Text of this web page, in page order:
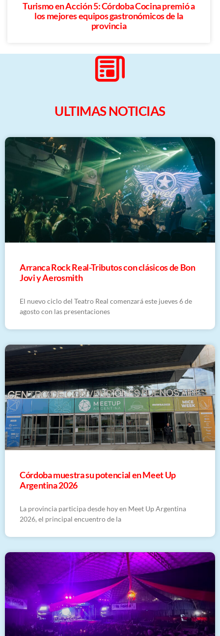
Turismo en Acción 5: Córdoba Cocina premió a
los mejores equipos gastronómicos de la
provincia
ULTIMAS NOTICIAS
Arranca Rock Real-Tributos con clásicos de Bon
Jovi y Aerosmith
El nuevo ciclo del Teatro Real comenzará este jueves 6 de
agosto con las presentaciones
Córdoba muestra su potencial en Meet Up
Argentina 2026
La provincia participa desde hoy en Meet Up Argentina
2026, el principal encuentro de la